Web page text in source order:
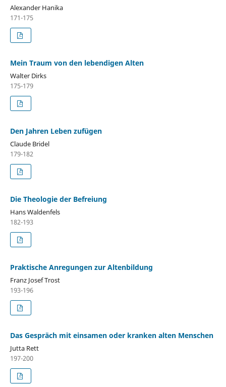
Alexander Hanika
171-175
Mein Traum von den lebendigen Alten
Walter Dirks
175-179
Den Jahren Leben zufügen
Claude Bridel
179-182
Die Theologie der Befreiung
Hans Waldenfels
182-193
Praktische Anregungen zur Altenbildung
Franz Josef Trost
193-196
Das Gespräch mit einsamen oder kranken alten Menschen
Jutta Rett
197-200